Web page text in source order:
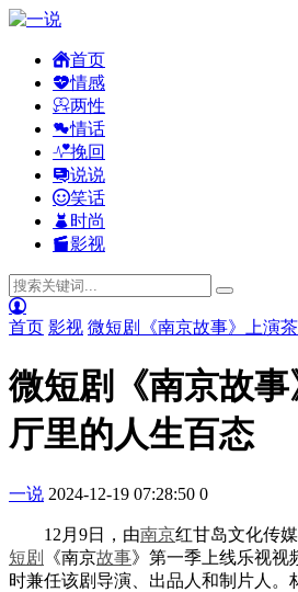
首页
情感
两性
情话
挽回
说说
笑话
时尚
影视
首页 影视 微短剧《南京故事》上演
微短剧《南京故
厅里的人生百态
一说 2024-12-19 07:28:50 0
12月9日，由南京红甘岛文化传
短剧
《南京故事》第一季上线乐视视
时兼任该剧导演、出品人和制片人。